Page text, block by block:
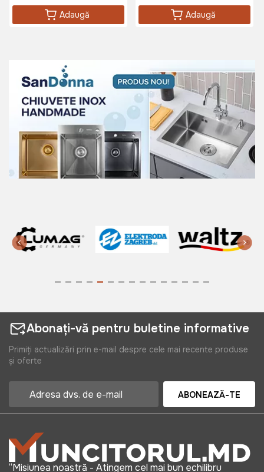
Adaugă Adaugă
Abonați-vă pentru buletine informative
Primiți actualizări prin e-mail despre cele mai recente produse
și oferte
ABONEAZĂ-TE
“Misiunea noastră - Atingem cel mai bun echilibru